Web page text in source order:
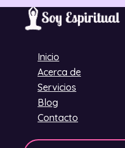
Ir
Inicio
Acerca de
Servicios
Blog
Contacto